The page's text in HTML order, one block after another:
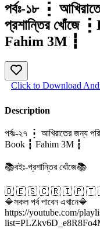
পর্বঃ-১৮ ┇
প্রশান্তির খোঁজে
Fahim 3M ┇
Click to Download
Description
পর্বঃ-২৭ ┇ আখিরাতের জন্য
Book ┇ Fahim 3M ┇
📚বইঃ-প্রশান্তির খোঁজে📚
🇩 🇪 🇸 🇨 🇷 🇮 🇵 🇹
🔷সকল পর্ব পাবেন এখানে🔷
https://youtube.com/